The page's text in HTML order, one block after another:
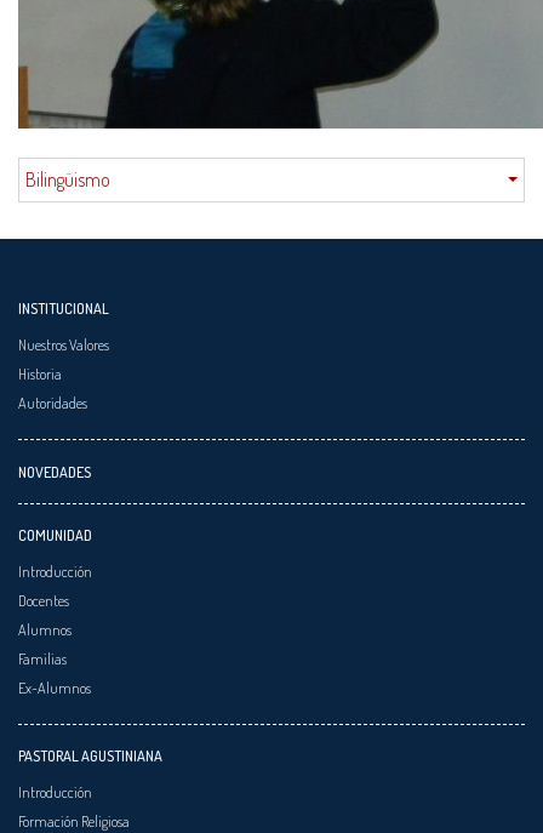
Bilingüismo
INSTITUCIONAL
Nuestros Valores
Historia
Autoridades
NOVEDADES
COMUNIDAD
Introducción
Docentes
Alumnos
Familias
Ex-Alumnos
PASTORAL AGUSTINIANA
Introducción
Formación Religiosa